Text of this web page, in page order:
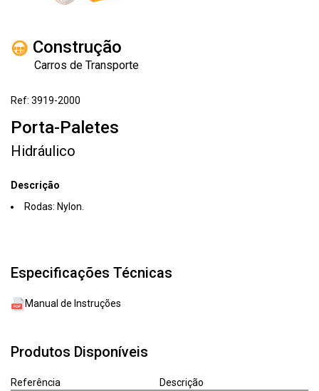
Construção
Carros de Transporte
Ref: 3919-2000
Porta-Paletes
Hidráulico
Descrição
Rodas: Nylon.
Especificações Técnicas
Manual de Instruções
Produtos Disponíveis
Referência Descrição